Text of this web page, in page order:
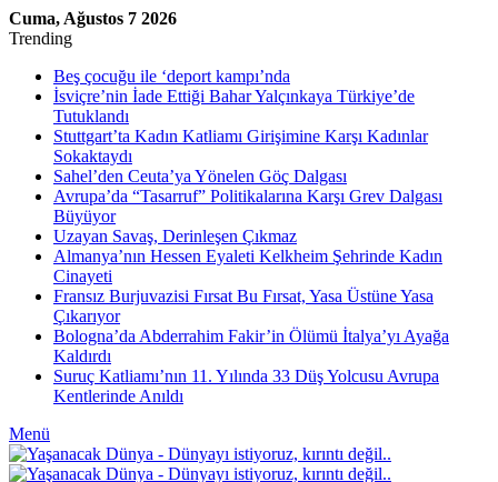
Cuma, Ağustos 7 2026
Trending
Beş çocuğu ile ‘deport kampı’nda
İsviçre’nin İade Ettiği Bahar Yalçınkaya Türkiye’de
Tutuklandı
Stuttgart’ta Kadın Katliamı Girişimine Karşı Kadınlar
Sokaktaydı
Sahel’den Ceuta’ya Yönelen Göç Dalgası
Avrupa’da “Tasarruf” Politikalarına Karşı Grev Dalgası
Büyüyor
Uzayan Savaş, Derinleşen Çıkmaz
Almanya’nın Hessen Eyaleti Kelkheim Şehrinde Kadın
Cinayeti
Fransız Burjuvazisi Fırsat Bu Fırsat, Yasa Üstüne Yasa
Çıkarıyor
Bologna’da Abderrahim Fakir’in Ölümü İtalya’yı Ayağa
Kaldırdı
Suruç Katliamı’nın 11. Yılında 33 Düş Yolcusu Avrupa
Kentlerinde Anıldı
Menü